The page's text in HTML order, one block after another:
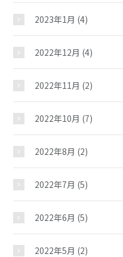
2023年1月 (4)
2022年12月 (4)
2022年11月 (2)
2022年10月 (7)
2022年8月 (2)
2022年7月 (5)
2022年6月 (5)
2022年5月 (2)